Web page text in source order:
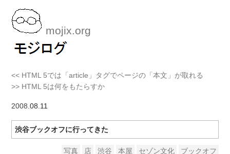
mojix.org
<< HTML 5では「article」タグでページの「本文」が取れる
>> HTML 5は何をもたらすか
2008 .08.11
渋谷ブックオフに行ってきた
写真 店 渋谷 本屋 セゾン文化 ブックオフ